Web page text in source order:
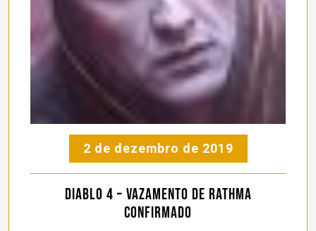
2 de dezembro de 2019
Diablo 4 – Vazamento de Rathma
confirmado